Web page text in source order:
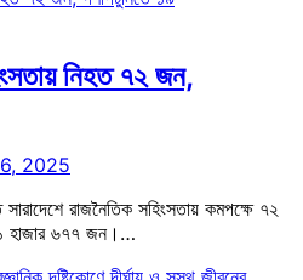
নিহত ৭২ জন,
2025
রাজনৈতিক সহিংসতায় কমপক্ষে ৭২
হাজার ৬৭৭ জন।…